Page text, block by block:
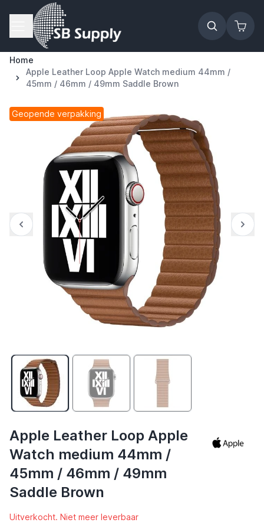
Ga naar de inhoud
Home
Apple Leather Loop Apple Watch medium 44mm /
45mm / 46mm / 49mm Saddle Brown
Geopende verpakking
Apple Leather Loop Apple
Watch medium 44mm /
45mm / 46mm / 49mm
Saddle Brown
Uitverkocht. Niet meer leverbaar